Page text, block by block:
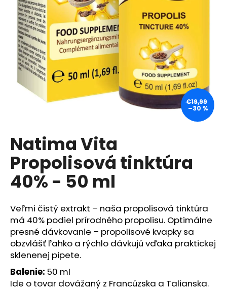
Natima Vita
Propolisová tinktúra
40% - 50 ml
Veľmi čistý extrakt – naša propolisová tinktúra
má 40% podiel prírodného propolisu. Optimálne
presné dávkovanie – propolisové kvapky sa
obzvlášť ľahko a rýchlo dávkujú vďaka praktickej
sklenenej pipete.
Balenie: 50 ml
Ide o tovar dovážaný z Francúzska a Talianska.
€19,99
–30 %
á
O
d
p
r
ú
č
a
m
e